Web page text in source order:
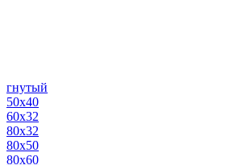
гнутый
50х40
60х32
80х32
80х50
80х60